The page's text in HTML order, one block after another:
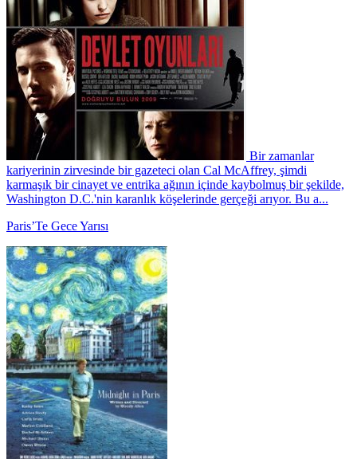
Bir zamanlar
kariyerinin zirvesinde bir gazeteci olan Cal McAffrey, şimdi
karmaşık bir cinayet ve entrika ağının içinde kaybolmuş bir şekilde,
Washington D.C.'nin karanlık köşelerinde gerçeği arıyor. Bu a...
Paris’Te Gece Yarısı